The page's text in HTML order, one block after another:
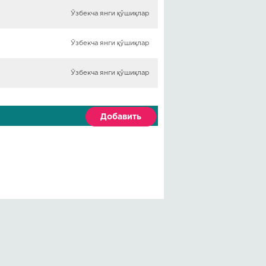
Ўзбекча янги қўшиқлар
Ўзбекча янги қўшиқлар
Ўзбекча янги қўшиқлар
Добавить